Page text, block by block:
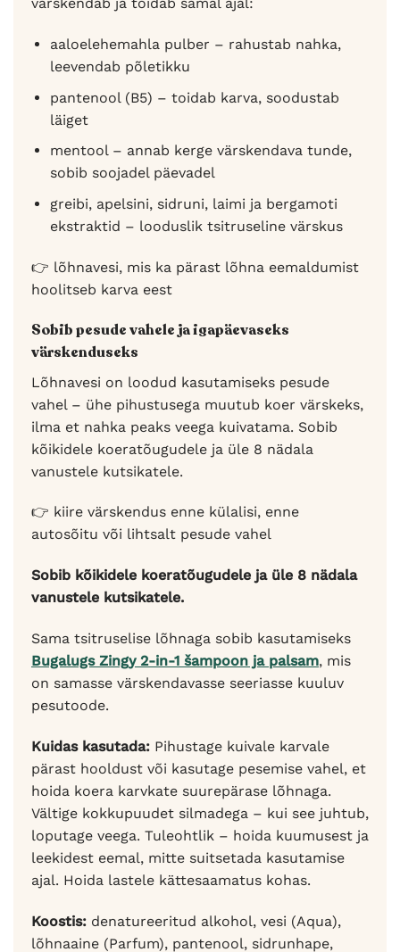
värskendab ja toidab samal ajal:
aaloelehemahla pulber – rahustab nahka,
leevendab põletikku
pantenool (B5) – toidab karva, soodustab
läiget
mentool – annab kerge värskendava tunde,
sobib soojadel päevadel
greibi, apelsini, sidruni, laimi ja bergamoti
ekstraktid – looduslik tsitruseline värskus
👉 lõhnavesi, mis ka pärast lõhna eemaldumist
hoolitseb karva eest
Sobib pesude vahele ja igapäevaseks
värskenduseks
Lõhnavesi on loodud kasutamiseks pesude
vahel – ühe pihustusega muutub koer värskeks,
ilma et nahka peaks veega kuivatama. Sobib
kõikidele koeratõugudele ja üle 8 nädala
vanustele kutsikatele.
👉 kiire värskendus enne külalisi, enne
autosõitu või lihtsalt pesude vahel
Sobib kõikidele koeratõugudele ja üle 8 nädala
vanustele kutsikatele.
Sama tsitruselise lõhnaga sobib kasutamiseks
Bugalugs Zingy 2-in-1 šampoon ja palsam, mis
on samasse värskendavasse seeriasse kuuluv
pesutoode.
Kuidas kasutada: Pihustage kuivale karvale
pärast hooldust või kasutage pesemise vahel, et
hoida koera karvkate suurepärase lõhnaga.
Vältige kokkupuudet silmadega – kui see juhtub,
loputage veega. Tuleohtlik – hoida kuumusest ja
leekidest eemal, mitte suitsetada kasutamise
ajal. Hoida lastele kättesaamatus kohas.
Koostis: denatureeritud alkohol, vesi (Aqua),
lõhnaaine (Parfum), pantenool, sidrunhape,